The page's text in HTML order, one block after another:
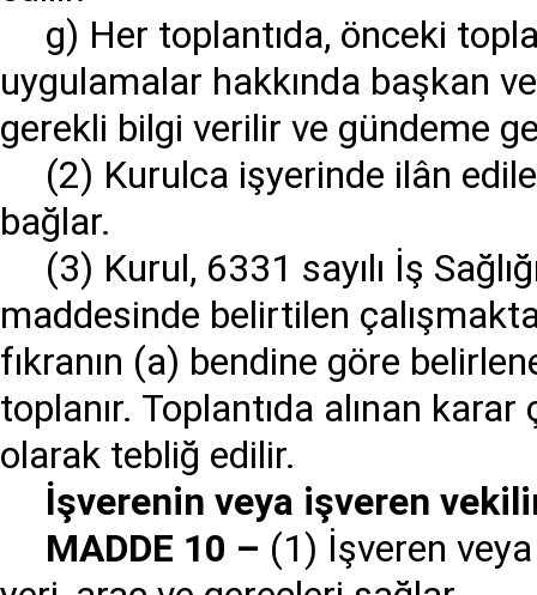
g) Her toplantıda, önceki
uygulamalar hakkında başkan
gerekli bilgi verilir ve gündeme
(2) Kurulca işyerinde ilân
bağlar.
(3) Kurul, 6331 sayılı İş
maddesinde belirtilen
fıkranın (a) bendine göre
toplanır. Toplantıda alınan karar
olarak tebliğ edilir.
İşverenin veya işveren
MADDE 10 – (1) İşveren